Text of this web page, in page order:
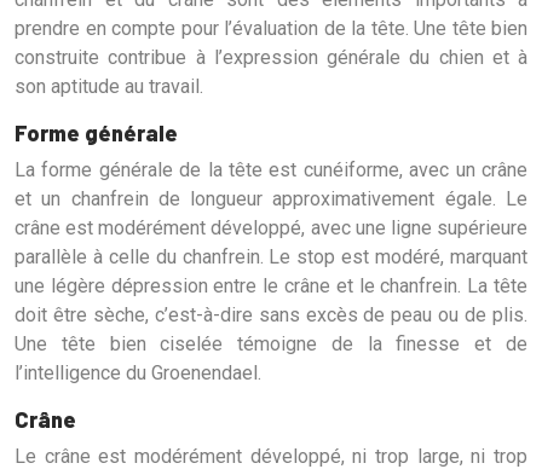
prendre en compte pour l’évaluation de la tête. Une tête bien
construite contribue à l’expression générale du chien et à
son aptitude au travail.
Forme générale
La forme générale de la tête est cunéiforme, avec un crâne
et un chanfrein de longueur approximativement égale. Le
crâne est modérément développé, avec une ligne supérieure
parallèle à celle du chanfrein. Le stop est modéré, marquant
une légère dépression entre le crâne et le chanfrein. La tête
doit être sèche, c’est-à-dire sans excès de peau ou de plis.
Une tête bien ciselée témoigne de la finesse et de
l’intelligence du Groenendael.
Crâne
Le crâne est modérément développé, ni trop large, ni trop